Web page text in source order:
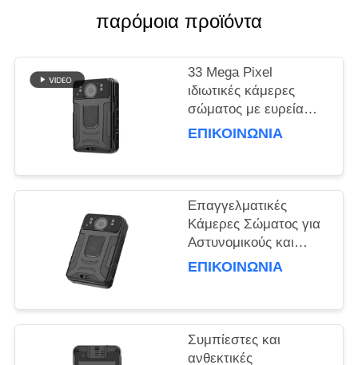
ΥΠΟΘΈΣΕΙΣ
ΖΗΤΉΣΤΕ
ΜΙΑ
ΠΡΟΣΦΟΡΆ
SITEMAP
ΠΟΛΙΤΙΚΉ
ΑΠΟΡΡΉΤΟΥ
παρόμοια προϊόντα
33 Mega Pixel
ιδιωτικές κάμερες
σώματος με ευρεία
γωνία 150 μοίρες
ΕΠΙΚΟΙΝΩΝΊΑ
Επαγγελματικές
Κάμερες Σώματος για
Αστυνομικούς και
Προσωπικό Ασφαλείας
ΕΠΙΚΟΙΝΩΝΊΑ
Συμπίεστες και
ανθεκτικές